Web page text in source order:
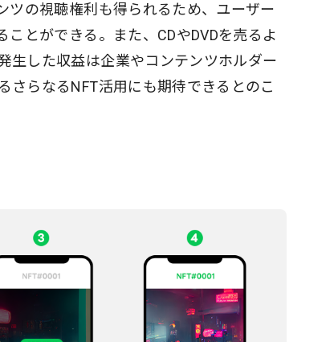
ツの視聴権利も得られるため、ユーザー
とができる。また、CDやDVDを売るよ
生した収益は企業やコンテンツホルダー
さらなるNFT活用にも期待できるとのこ